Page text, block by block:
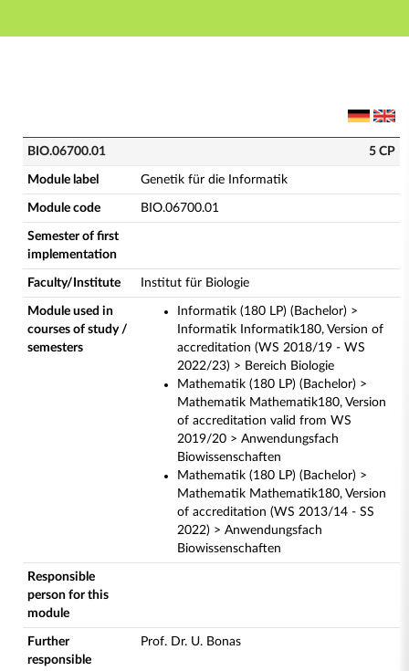
Main navigation
BIO.06700.01 - Genetik für die Informatik (Complete
BIO.06700.01 5 CP
Module label Genetik für die Informatik
Module code BIO.06700.01
Semester of first
implementation
Faculty/Institute Institut für Biologie
Module used in
courses of study /
semesters
Informatik (180 LP) (Bachelor) >
Informatik Informatik180, Version of
accreditation (WS 2018/19 - WS
2022/23) > Bereich Biologie
Mathematik (180 LP) (Bachelor) >
Mathematik Mathematik180, Version
of accreditation valid from WS
2019/20 > Anwendungsfach
Biowissenschaften
Mathematik (180 LP) (Bachelor) >
Mathematik Mathematik180, Version
of accreditation (WS 2013/14 - SS
2022) > Anwendungsfach
Biowissenschaften
Responsible
person for this
module
Further
responsible
Prof. Dr. U. Bonas